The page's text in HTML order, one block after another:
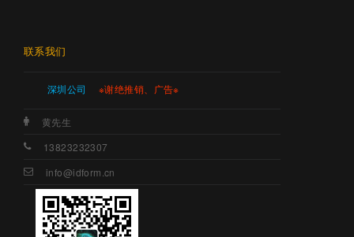
联系我们
深圳公司 ※谢绝推销、广告※
黄先生
13823232307
info@idform.cn